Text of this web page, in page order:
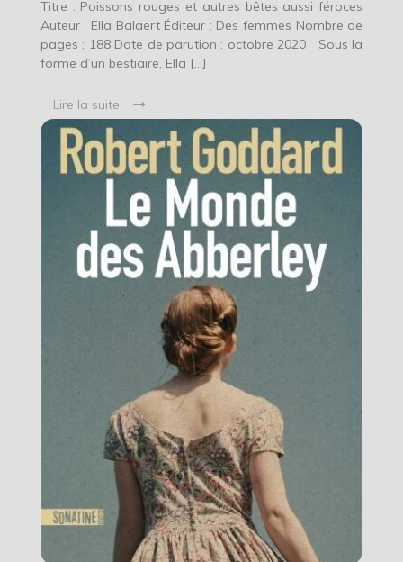
Titre : Poissons rouges et autres bêtes aussi féroces
Auteur : Ella Balaert Éditeur : Des femmes Nombre de
pages : 188 Date de parution : octobre 2020 Sous la
forme d’un bestiaire, Ella […]
Lire la suite